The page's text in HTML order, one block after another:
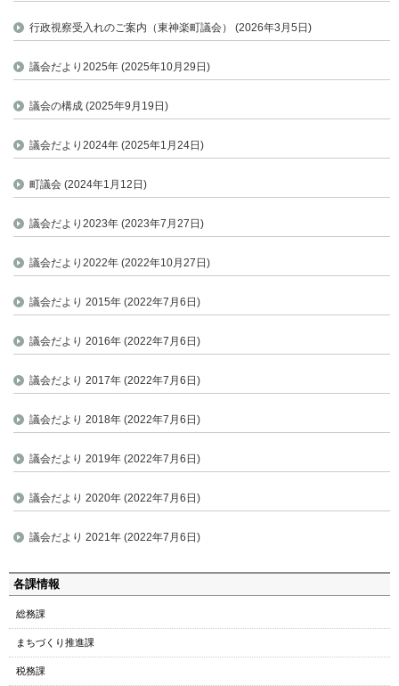
行政視察受入れのご案内（東神楽町議会） (2026年3月5日)
議会だより2025年 (2025年10月29日)
議会の構成 (2025年9月19日)
議会だより2024年 (2025年1月24日)
町議会 (2024年1月12日)
議会だより2023年 (2023年7月27日)
議会だより2022年 (2022年10月27日)
議会だより 2015年 (2022年7月6日)
議会だより 2016年 (2022年7月6日)
議会だより 2017年 (2022年7月6日)
議会だより 2018年 (2022年7月6日)
議会だより 2019年 (2022年7月6日)
議会だより 2020年 (2022年7月6日)
議会だより 2021年 (2022年7月6日)
ペ
ジ
の
ト
ッ
各課情報
総務課
まちづくり推進課
税務課